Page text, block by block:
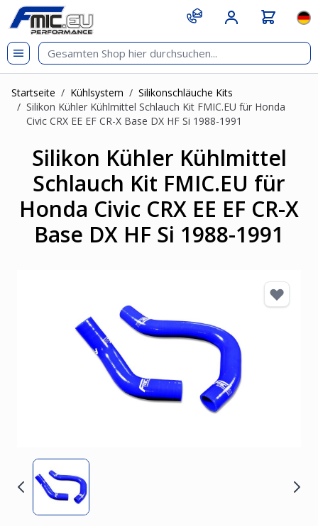
Zum Inhalt springen
git s
Startseite / Kühlsystem / Silikonschläuche Kits
/ Silikon Kühler Kühlmittel Schlauch Kit FMIC.EU für Honda
Civic CRX EE EF CR-X Base DX HF Si 1988-1991
Silikon Kühler Kühlmittel
Schlauch Kit FMIC.EU für
Honda Civic CRX EE EF CR-X
Base DX HF Si 1988-1991